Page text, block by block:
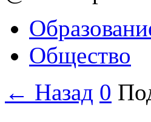
Общество
← Назад 0